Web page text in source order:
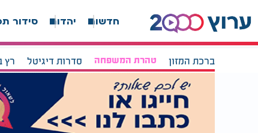
חדשות יהדות סידור
ברכת המזון טהרת המשפחה סדרות דיגיטל רץ